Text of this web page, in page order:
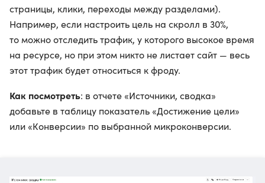
страницы, клики, переходы между разделами).
Например, если настроить цель на скролл в 30%,
то можно отследить трафик, у которого высокое время
на ресурсе, но при этом никто не листает сайт — весь
этот трафик будет относиться к фроду.
Как посмотреть: в отчете «Источники, сводка»
добавьте в таблицу показатель «Достижение цели»
или «Конверсии» по выбранной микроконверсии.